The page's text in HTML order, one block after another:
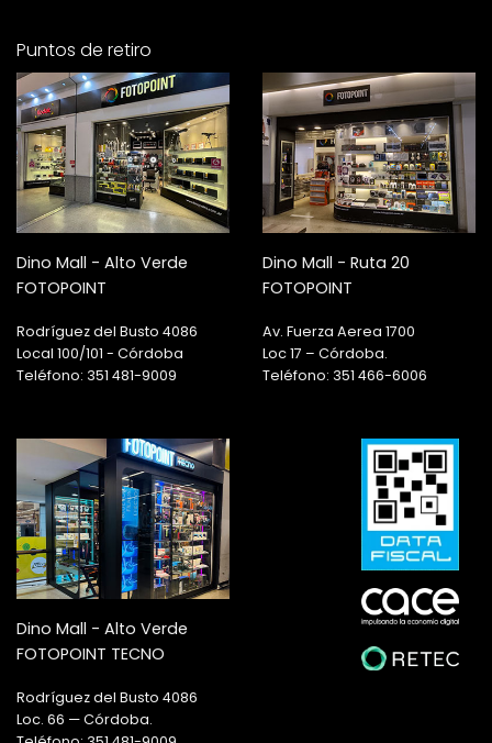
Puntos de retiro
Dino Mall - Alto Verde
FOTOPOINT
Rodríguez del Busto 4086
Local 100/101 - Córdoba
Teléfono: 351 481-9009
Dino Mall - Ruta 20
FOTOPOINT
Av. Fuerza Aerea 1700
Loc 17 – Córdoba.
Teléfono: 351 466-6006
Dino Mall - Alto Verde
FOTOPOINT TECNO
Rodríguez del Busto 4086
Loc. 66 — Córdoba.